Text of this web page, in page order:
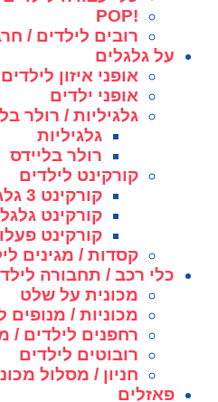
!POP
רובים לילדים /
על גלגלים
אופני איזון לילדים
אופני ילדים
גלגיליות / רולר
גלגיליות
רולר בליידס
קורקינט לילדים
קורקינט 3 גלגלים
קורקינט
קורקינט
קסדות / מגינים
כלי רכב / תחבורה
מכונית על שלט
מכוניות / מנופים
רחפנים לילדים /
רובוטים לילדים
חניון / מסלול
פאזלים